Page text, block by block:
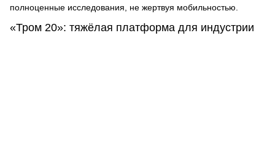
полноценные исследования, не жертвуя мобильностью.
«Тром 20»: тяжёлая платформа для индустрии